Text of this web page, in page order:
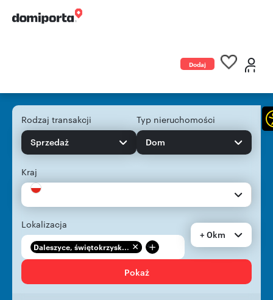
Dodaj
Rodzaj transakcji
Sprzedaż
Typ nieruchomości
Dom
Kraj
Lokalizacja
Daleszyce, świętokrzysk... +
+ 0km
Pokaż